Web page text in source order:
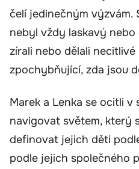
čelí jedinečným výzvám.
nebyl vždy laskavý
zírali nebo dělali necitlivé
zpochybňující, zda jsou
Marek a Lenka se ocitli v
navigovat světem, který
definovat jejich děti
podle jejich společného